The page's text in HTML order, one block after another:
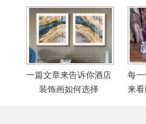
一篇文章来告诉你酒店
装饰画如何选择
每
来